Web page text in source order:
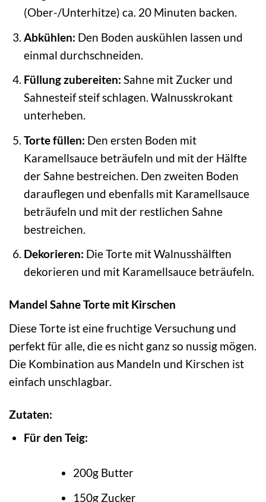
(Ober-/Unterhitze) ca. 20 Minuten backen.
Abkühlen: Den Boden auskühlen lassen und
einmal durchschneiden.
Füllung zubereiten: Sahne mit Zucker und
Sahnesteif steif schlagen. Walnusskrokant
unterheben.
Torte füllen: Den ersten Boden mit
Karamellsauce beträufeln und mit der Hälfte
der Sahne bestreichen. Den zweiten Boden
darauflegen und ebenfalls mit Karamellsauce
beträufeln und mit der restlichen Sahne
bestreichen.
Dekorieren: Die Torte mit Walnusshälften
dekorieren und mit Karamellsauce beträufeln.
Mandel Sahne Torte mit Kirschen
Diese Torte ist eine fruchtige Versuchung und
perfekt für alle, die es nicht ganz so nussig mögen.
Die Kombination aus Mandeln und Kirschen ist
einfach unschlagbar.
Zutaten:
Für den Teig:
200g Butter
150g Zucker